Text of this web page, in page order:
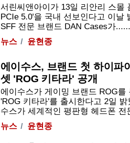
서린씨앤아이가 13일 리안리 스몰
PCIe 5.0'을 국내 선보인다고 이날
SFF 전문 브랜드 DAN Cases가......
뉴스
윤현종
에이수스, 브랜드 첫 하이파
셋 'ROG 키타라' 공개
에이수스가 게이밍 브랜드 ROG
'ROG 키타라'를 출시한다고 2일
수스가 세계적인 평판형 헤드폰
뉴스
윤현종